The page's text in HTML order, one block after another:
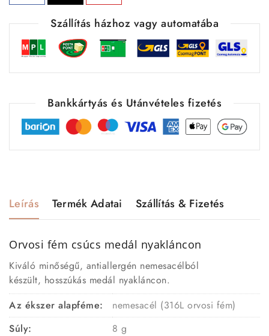
Szállítás házhoz vagy automatába
Bankkártyás és Utánvételes fizetés
Leírás Termék Adatai Szállítás & Fizetés
Orvosi fém csúcs medál nyakláncon
Kiváló minőségű, antiallergén nemesacélból
készült, hosszúkás medál nyakláncon.
Az ékszer alapféme:
nemesacél (316L orvosi fém)
Súly:
8 g